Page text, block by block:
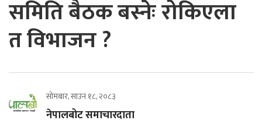
समिति बैठक बस्नेः रोकिएला
त विभाजन ?
सोमबार, साउन १८, २०८३
नेपालबोट समाचारदाता